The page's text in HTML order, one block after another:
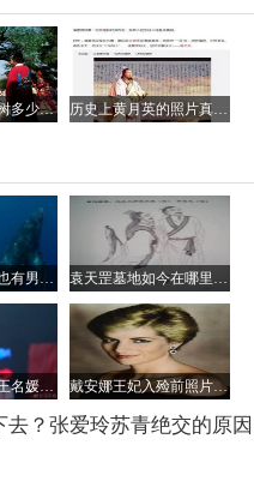
山西洪洞县大槐树多少岁了？到大槐树后怎么查找家谱 历史上黄月英的照片真的很丑吗，黄月英那年出生的？
传说中的美人鱼也有男性 古籍记载多有丑陋者 袁天罡墓地如今在哪里？他的墓为什么不敢挖
毛不易为什么叫王名媛？他为姐姐写的歌叫什么 戴安娜王妃入殓前照片，车祸非常惨烈王妃都被毁容了
？张爱玲苏青绝交的原因